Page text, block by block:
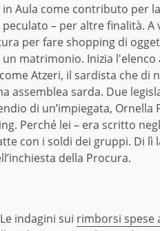
Aula come contributo per
– per altre finalità.
per fare shopping di
matrimonio. Inizia
Atzeri, il sardista che di
assemblea sarda. Due
di un’impiegata, Ornella
Perché lei – era scritto
con i soldi dei gruppi. Di
della Procura.
indagini sui rimborsi spese